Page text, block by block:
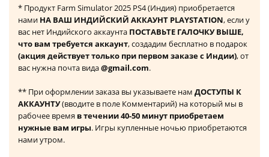
* Продукт Farm Simulator 2025 PS4 (Индия) приобретается
нами НА ВАШ ИНДИЙСКИЙ АККАУНТ PLAYSTATION, если у
вас нет Индийского аккаунта ПОСТАВЬТЕ ГАЛОЧКУ ВЫШЕ,
что вам требуется аккаунт, создадим бесплатно в подарок
(акция действует только при первом заказе с Индии), от
вас нужна почта вида@gmail.com.
** При оформлении заказа вы указываете нам ДОСТУПЫ К
АККАУНТУ(вводите в поле Комментарий) на который мы в
рабочее время в течении 40-50 минут приобретаем
нужные вам игры. Игры купленные ночью приобретаются
нами утром.